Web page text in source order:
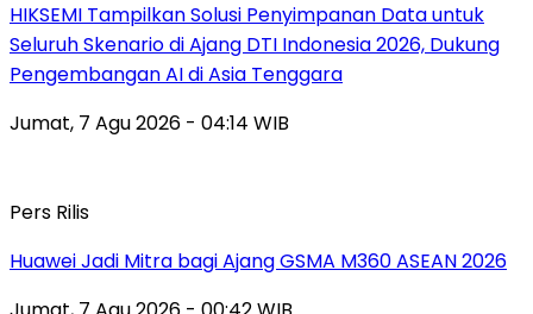
HIKSEMI Tampilkan Solusi Penyimpanan Data untuk
Seluruh Skenario di Ajang DTI Indonesia 2026, Dukung
Pengembangan AI di Asia Tenggara
Jumat, 7 Agu 2026 - 04:14 WIB
Pers Rilis
Huawei Jadi Mitra bagi Ajang GSMA M360 ASEAN 2026